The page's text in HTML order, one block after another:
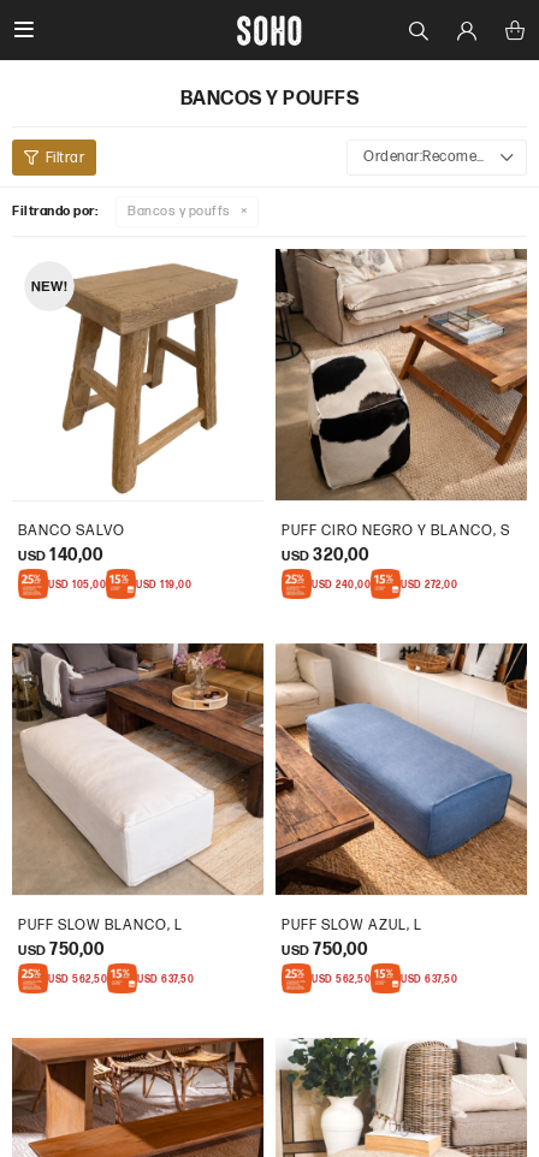

BANCOS Y POUFFS
Recomendados
Filtrando por: Bancos y pouffs
BANCO SALVO
USD 140,00
USD 105,00 USD 119,00
PUFF CIRO NEGRO Y BLANCO, S
USD 320,00
USD 240,00 USD 272,00
PUFF SLOW BLANCO, L
USD 750,00
USD 562,50 USD 637,50
PUFF SLOW AZUL, L
USD 750,00
USD 562,50 USD 637,50